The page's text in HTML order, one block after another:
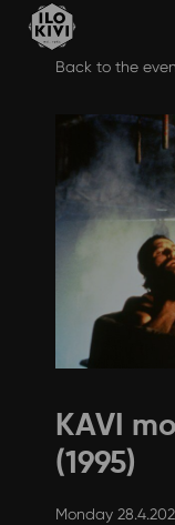
Back to the
KAVI
(1995)
Monday